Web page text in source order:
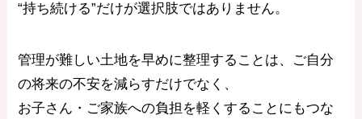
“持ち続ける”だけが選択肢ではありません。
管理が難しい土地を早めに整理することは、ご自分
の将来の不安を減らすだけでなく、
お子さん・ご家族への負担を軽くすることにもつな